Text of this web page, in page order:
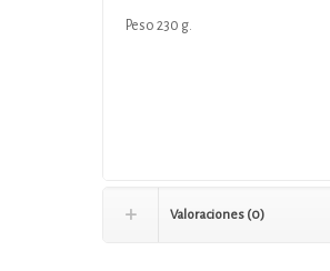
Peso 230 g.
Valoraciones (0)